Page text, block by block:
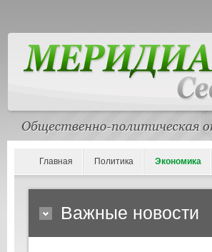
Главная Политика Экономика
Важные новости